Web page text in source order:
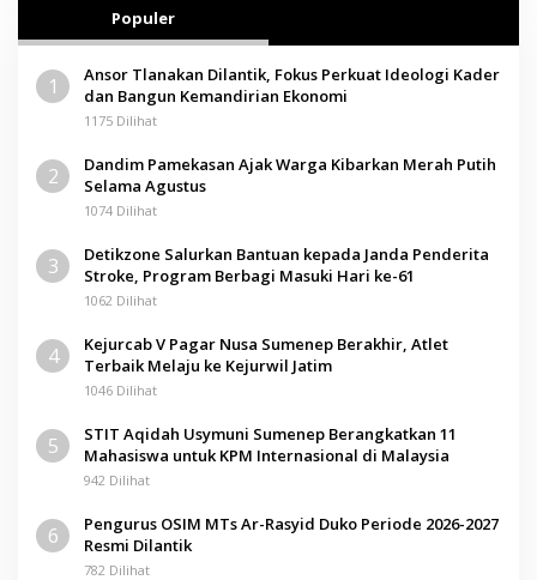
Populer
1
Ansor Tlanakan Dilantik, Fokus Perkuat Ideologi Kader
dan Bangun Kemandirian Ekonomi
1175 Dilihat
2
Dandim Pamekasan Ajak Warga Kibarkan Merah Putih
Selama Agustus
1074 Dilihat
3
Detikzone Salurkan Bantuan kepada Janda Penderita
Stroke, Program Berbagi Masuki Hari ke-61
1062 Dilihat
4
Kejurcab V Pagar Nusa Sumenep Berakhir, Atlet
Terbaik Melaju ke Kejurwil Jatim
1046 Dilihat
5
STIT Aqidah Usymuni Sumenep Berangkatkan 11
Mahasiswa untuk KPM Internasional di Malaysia
942 Dilihat
6
Pengurus OSIM MTs Ar-Rasyid Duko Periode 2026-2027
Resmi Dilantik
782 Dilihat